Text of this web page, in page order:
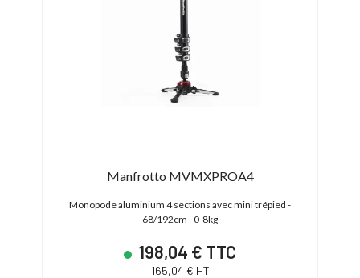
Manfrotto MVMXPROA4
Monopode aluminium 4 sections avec mini trépied -
68/192cm - 0-8kg
198,04 € TTC
165,04 € HT